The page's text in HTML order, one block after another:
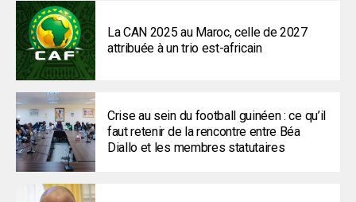
La CAN 2025 au Maroc, celle de 2027
attribuée à un trio est-africain
Crise au sein du football guinéen : ce qu’il
faut retenir de la rencontre entre Béa
Diallo et les membres statutaires